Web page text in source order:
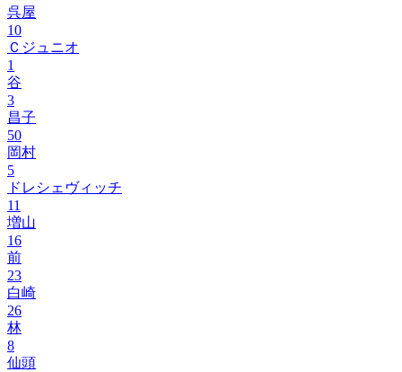
呉屋
10
Ｃジュニオ
1
谷
3
昌子
50
岡村
5
ドレシェヴィッチ
11
増山
16
前
23
白崎
26
林
8
仙頭